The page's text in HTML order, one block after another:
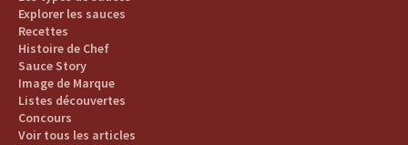
Explorer les sauces
Recettes
Histoire de Chef
Sauce Story
Image de Marque
Listes découvertes
Concours
Voir tous les articles